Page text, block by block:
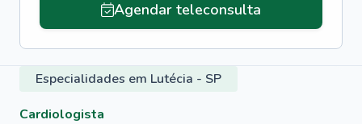
Agendar teleconsulta
Especialidades em Lutécia - SP
Cardiologista